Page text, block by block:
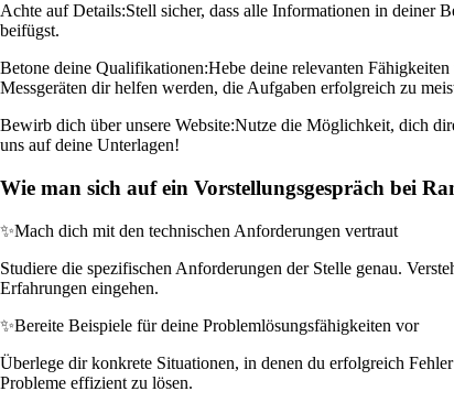
Achte auf Details:Stell sicher, dass alle Informationen in deiner
beifügst.
Betone deine Qualifikationen:Hebe deine relevanten
Messgeräten dir helfen werden, die Aufgaben erfolgreich zu
Bewirb dich über unsere Website:Nutze die Möglichkeit, dich
uns auf deine Unterlagen!
Wie man sich auf ein Vorstellungsgespräch bei
✨Mach dich mit den technischen Anforderungen vertraut
Studiere die spezifischen Anforderungen der Stelle genau.
Erfahrungen eingehen.
✨Bereite Beispiele für deine Problemlösungsfähigkeiten vor
Überlege dir konkrete Situationen, in denen du erfolgreich
Probleme effizient zu lösen.